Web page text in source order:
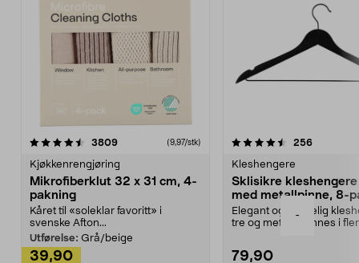
-
3809anmeldelser(9,97/stk)
Kjøkkenrengjøring
Mikrofiberklut 32 x 31 cm, 4-
pakning
Kåret til «soleklar favoritt» i
svenske Afton...
Utførelse: Grå/beige
39,90
4.5av 5 stjerner 256
Kleshengere
Sklisikre
med metallpinne, 8-
Elegant og skikkelig
tre og metall – finnes i
79,90
4.5av 5 stjerner